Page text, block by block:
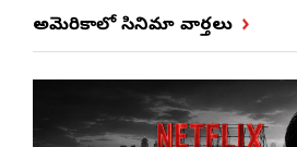
అమెరికాలో సినిమా వార్తలు